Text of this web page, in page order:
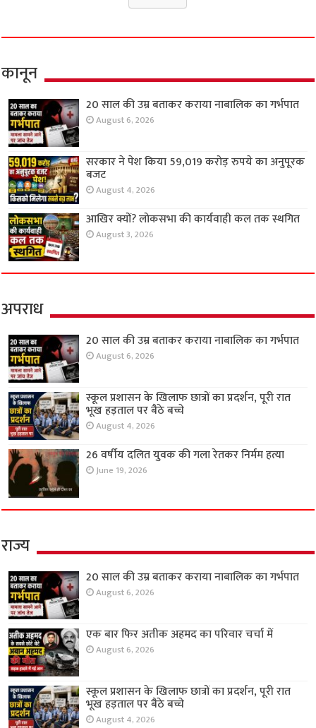
कानून
20 साल की उम्र बताकर कराया नाबालिक का गर्भपात
August 6, 2026
सरकार ने पेश किया 59,019 करोड़ रुपये का अनुपूरक
बजट
August 4, 2026
आखिर क्यों? लोकसभा की कार्यवाही कल तक स्थगित
August 3, 2026
अपराध
20 साल की उम्र बताकर कराया नाबालिक का गर्भपात
August 6, 2026
स्कूल प्रशासन के खिलाफ छात्रों का प्रदर्शन, पूरी रात
भूख हड़ताल पर बैठे बच्चे
August 4, 2026
26 वर्षीय दलित युवक की गला रेतकर निर्मम हत्या
June 19, 2026
राज्य
20 साल की उम्र बताकर कराया नाबालिक का गर्भपात
August 6, 2026
एक बार फिर अतीक अहमद का परिवार चर्चा में
August 6, 2026
स्कूल प्रशासन के खिलाफ छात्रों का प्रदर्शन, पूरी रात
भूख हड़ताल पर बैठे बच्चे
August 4, 2026